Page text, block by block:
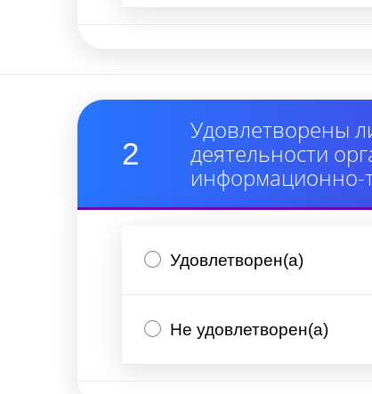
2
Удовлетворены
деятельности
информационно-
Удовлетворен(а)
Не удовлетворен(а)